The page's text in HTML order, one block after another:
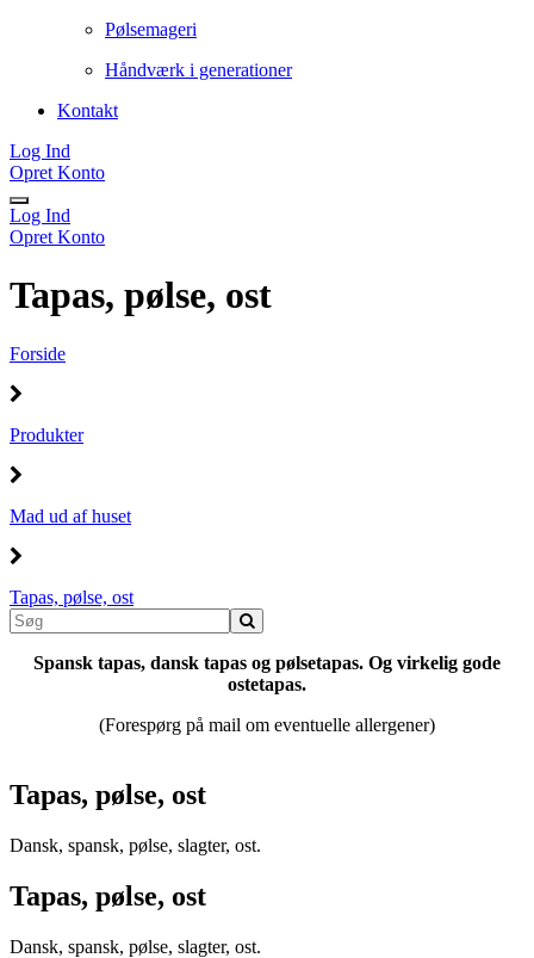
Pølsemageri
Håndværk i generationer
Kontakt
Log Ind
Opret Konto
Log Ind
Opret Konto
Tapas, pølse, ost
Forside
Produkter
Mad ud af huset
Tapas, pølse, ost
Spansk tapas, dansk tapas og pølsetapas. Og virkelig gode
ostetapas.
(Forespørg på mail om eventuelle allergener)
Tapas, pølse, ost
Dansk, spansk, pølse, slagter, ost.
Tapas, pølse, ost
Dansk, spansk, pølse, slagter, ost.